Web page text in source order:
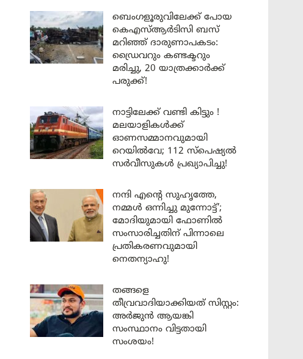
ബെംഗളൂരുവിലേക്ക് പോയ
കെഎസ്ആർടിസി ബസ്
മറിഞ്ഞ് ദാരുണാപകടം:
ഡ്രൈവറും കണ്ടക്ടറും
മരിച്ചു, 20 യാത്രക്കാർക്ക്
പരുക്ക്!
നാട്ടിലേക്ക് വണ്ടി കിട്ടും !
മലയാളികൾക്ക്
ഓണസമ്മാനവുമായി
റെയിൽവേ; 112 സ്പെഷ്യൽ
സർവീസുകൾ പ്രഖ്യാപിച്ചു!
നന്ദി എൻ്റെ സുഹൃത്തേ,
നമ്മൾ ഒന്നിച്ചു മുന്നോട്ട്’;
മോദിയുമായി ഫോണിൽ
സംസാരിച്ചതിന് പിന്നാലെ
പ്രതികരണവുമായി
നെതന്യാഹു!
തങ്ങളെ
തീവ്രവാദിയാക്കിയത് സിസ്റ്റം:
അർജുൻ ആയങ്കി
സംസ്ഥാനം വിട്ടതായി
സംശയം!